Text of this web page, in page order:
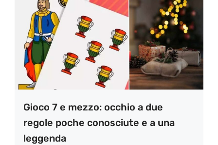
Gioco 7 e mezzo: occhio a due
regole poche conosciute e a una
leggenda